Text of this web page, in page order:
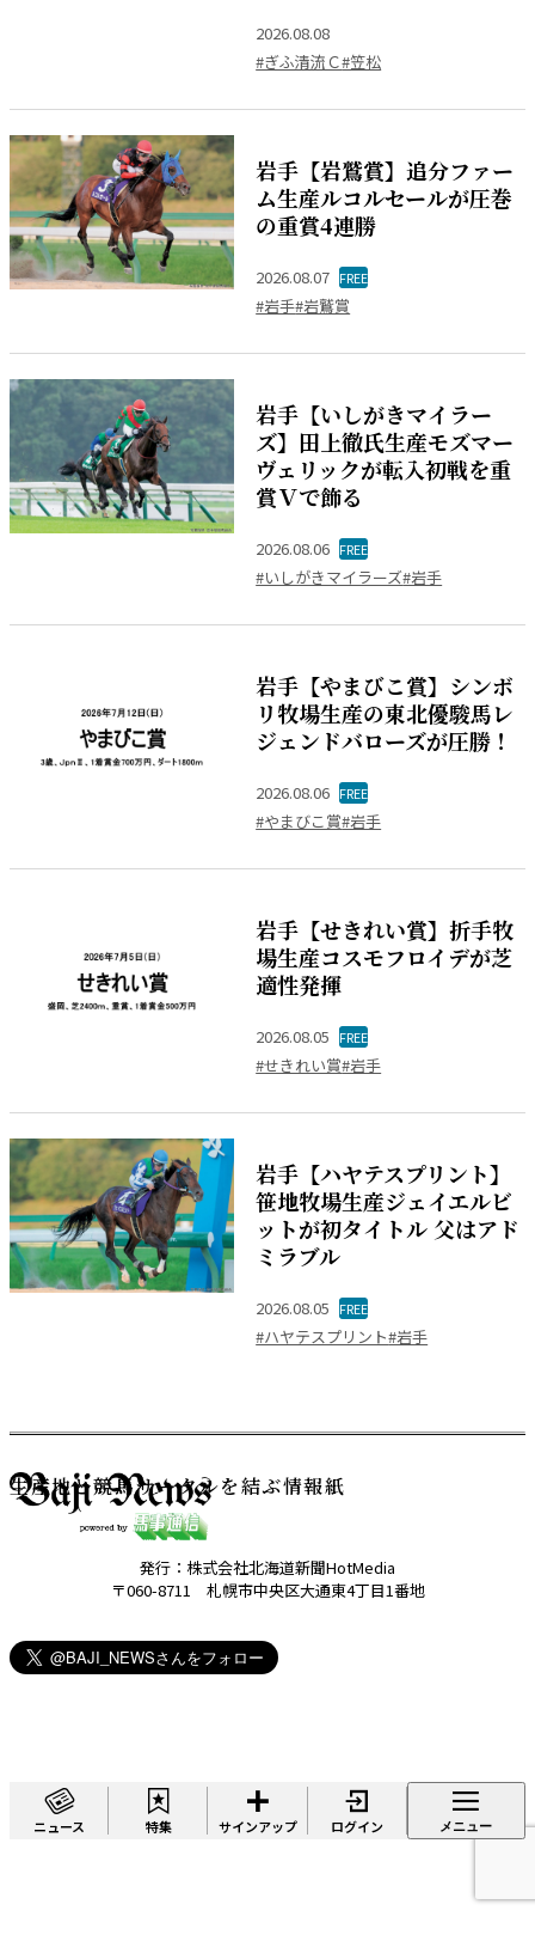
2026.08.08
#ぎふ清流Ｃ#笠松
岩手【岩鷲賞】追分ファー
ム生産ルコルセールが圧巻
の重賞4連勝
2026.08.07 FREE
#岩手#岩鷲賞
岩手【いしがきマイラー
ズ】田上徹氏生産モズマー
ヴェリックが転入初戦を重
賞Ｖで飾る
2026.08.06 FREE
#いしがきマイラーズ#岩手
岩手【やまびこ賞】シンボ
リ牧場生産の東北優駿馬レ
ジェンドバローズが圧勝！
2026.08.06 FREE
#やまびこ賞#岩手
岩手【せきれい賞】折手牧
場生産コスモフロイデが芝
適性発揮
2026.08.05 FREE
#せきれい賞#岩手
岩手【ハヤテスプリント】
笹地牧場生産ジェイエルビ
ットが初タイトル 父はアド
ミラブル
2026.08.05 FREE
#ハヤテスプリント#岩手
生産地と競馬サークルを結ぶ情報紙
発行：株式会社北海道新聞HotMedia
〒060-8711 札幌市中央区大通東4丁目1番地
ニュース 特集 サインアップ ログイン メニュー